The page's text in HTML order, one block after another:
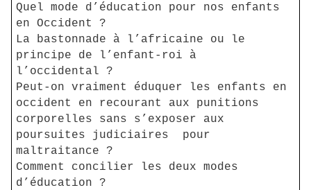
Quel mode d’éducation pour nos enfants
en Occident ?
La bastonnade à l’africaine ou le
principe de l’enfant-roi à
l’occidental ?
Peut-on vraiment éduquer les enfants en
occident en recourant aux punitions
corporelles sans s’exposer aux
poursuites judiciaires pour
maltraitance ?
Comment concilier les deux modes
d’éducation ?